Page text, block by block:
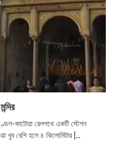
কাটোয়া রেলপথে একটি স্টেশন
খুব বেশি হলে ৪ কিলোমিটার |...